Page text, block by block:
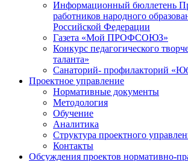
Информационный бюллетень
работников народного
Российской Федерации
Газета «Мой ПРОФСОЮЗ»
Конкурс педагогического
таланта»
Санаторий- профилакторий
Проектное управление
Нормативные документы
Методология
Обучение
Аналитика
Структура проектного
Контакты
Обсуждения проектов нормативно-